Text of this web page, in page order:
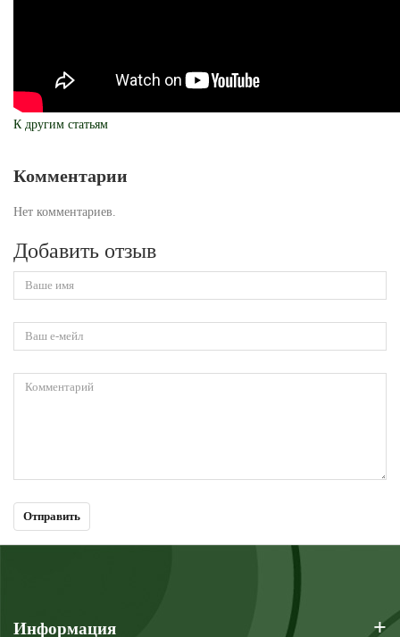
К другим статьям
Комментарии
Нет комментариев.
Добавить отзыв
Информация +